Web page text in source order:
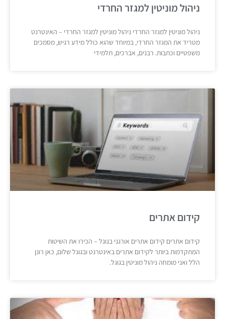
ניהול מוניטין למגזר החרדי
ניהול מוניטין למגזר החרדי ניהול מוניטין למגזר החרדי – האינטרנט
מטריד את המגזר החרדי, במיוחד שהוא כולל מידע רגיש, מסמכים
משפטיים וכתבות. רבנים, אברכים, תלמידי
קידום אתרים
קידום אתרים קידום אתרים אורגני בגוגל – הכירו את השיטות
המתקדמות ביותר לקידום אתרים באינטרנט ובגוגל שלום, כאן רונן
הלל ואני מומחה ניהול מוניטין בגוגל.